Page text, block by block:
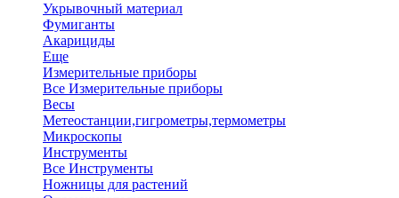
Укрывочный материал
Фумиганты
Акарициды
Еще
Измерительные приборы
Все Измерительные приборы
Весы
Метеостанции,гигрометры,термометры
Микроскопы
Инструменты
Все Инструменты
Ножницы для растений